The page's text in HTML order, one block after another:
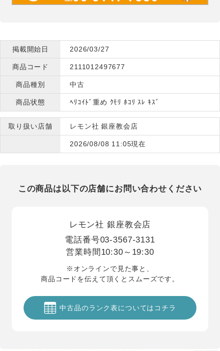
掲載開始日 2026/03/27
商品コード 2111012497677
商品種別 中古
商品状態 ﾍﾘｺｲﾄﾞ重め ｸﾓﾘ ﾎｺﾘ ｽﾚ ｷｽﾞ
取り扱い店舗 レモン社 銀座教会店
2026/08/08 11:05現在
この商品は以下の店舗にお問い合わせください
レモン社 銀座教会店
電話番号03-3567-3131
営業時間 10:30～19:30
※オンラインで見た事と、
商品コードを伝えて頂くとスムーズです。
中古品のランク表についてはコチラ